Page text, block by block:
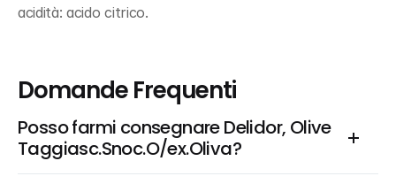
acidità: acido citrico.
Domande Frequenti
Posso farmi consegnare Delidor, Olive
Taggiasc.Snoc.O/ex.Oliva?